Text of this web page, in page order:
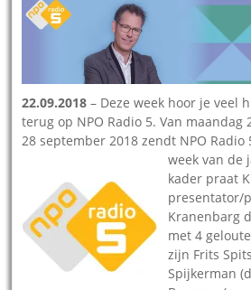
22.09.2018 – Deze week hoor je veel
terug op NPO Radio 5. Van
28 september 2018 zendt NPO Radio
week van de
kader praat
presentator/
Kranenbarg
met 4
zijn Frits
Spijkerman